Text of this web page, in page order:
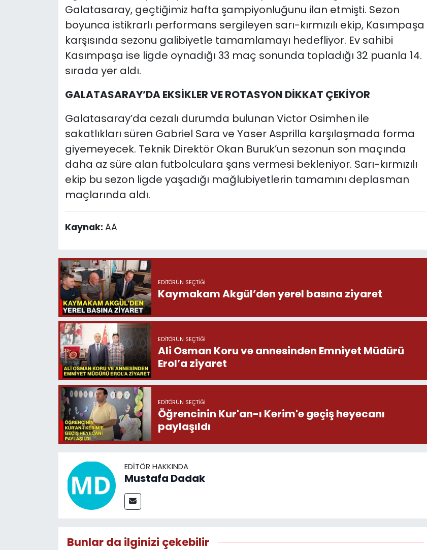
Galatasaray, geçtiğimiz hafta şampiyonluğunu ilan etmişti. Sezon
boyunca istikrarlı performans sergileyen sarı-kırmızılı ekip, Kasımpaşa
karşısında sezonu galibiyetle tamamlamayı hedefliyor. Ev sahibi
Kasımpaşa ise ligde oynadığı 33 maç sonunda topladığı 32 puanla 14.
sırada yer aldı.
GALATASARAY’DA EKSİKLER VE ROTASYON DİKKAT ÇEKİYOR
Galatasaray’da cezalı durumda bulunan Victor Osimhen ile
sakatlıkları süren Gabriel Sara ve Yaser Asprilla karşılaşmada forma
giyemeyecek. Teknik Direktör Okan Buruk’un sezonun son maçında
daha az süre alan futbolculara şans vermesi bekleniyor. Sarı-kırmızılı
ekip bu sezon ligde yaşadığı mağlubiyetlerin tamamını deplasman
maçlarında aldı.
Kaynak: AA
EDITÖRÜN SEÇTIĞI
Kaymakam Akgül’den yerel basına ziyaret
EDITÖRÜN SEÇTIĞI
Ali Osman Koru ve annesinden Emniyet Müdürü
Erol’a ziyaret
EDITÖRÜN SEÇTIĞI
Öğrencinin Kur'an-ı Kerim'e geçiş heyecanı
paylaşıldı
EDITÖR HAKKINDA
Mustafa Dadak
Bunlar da ilginizi çekebilir